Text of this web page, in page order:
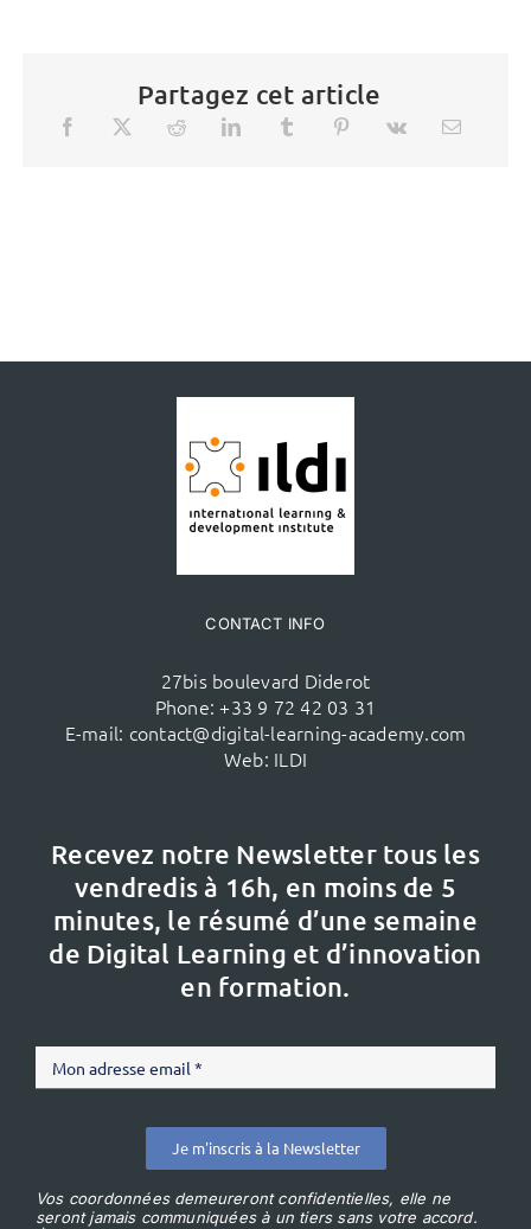
Partagez cet article
CONTACT INFO
27bis boulevard Diderot
Phone: +33 9 72 42 03 31
E-mail: contact@digital-learning-academy.com
Web: ILDI
Recevez notre Newsletter tous les
vendredis à 16h, en moins de 5
minutes, le résumé d’une semaine
de Digital Learning et d’innovation
en formation.
Je m'inscris à la Newsletter
Vos coordonnées demeureront confidentielles, elle ne
seront jamais communiquées à un tiers sans votre accord.